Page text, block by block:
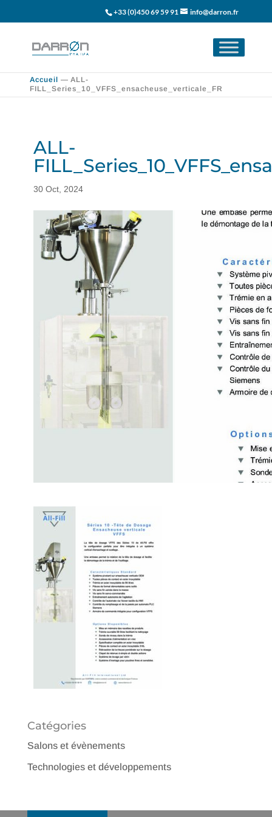
+33 (0)450 69 59 91 info@darron.fr
Accueil — ALL-
FILL_Series_10_VFFS_ensacheuse_verticale_FR
ALL-
30 Oct, 2024
Catégories
Salons et évènements
Technologies et développements